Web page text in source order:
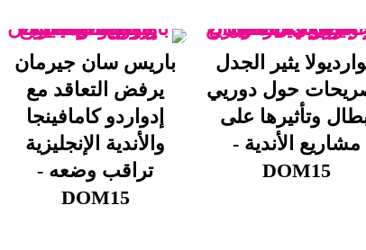
يثير الجدل
حول دوريي
وتأثيرها على
مشاريع الأندية -
DOM15
باريس سان جيرمان
يرفض التعاقد مع
إدواردو كامافينجا
والأندية الإنجليزية
تراقب وضعه -
DOM15